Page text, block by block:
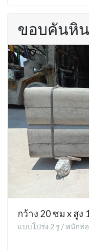
ขอบคันหิน
กว้าง 20 ซม x สูง
แบบโปร่ง 2 รู / หนักท่